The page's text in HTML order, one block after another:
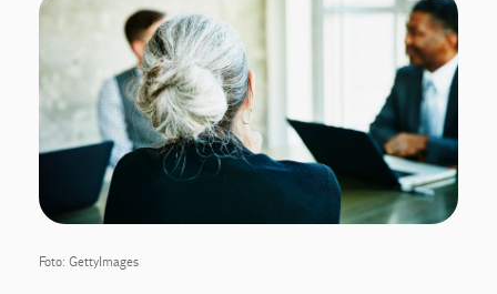
Foto: GettyImages